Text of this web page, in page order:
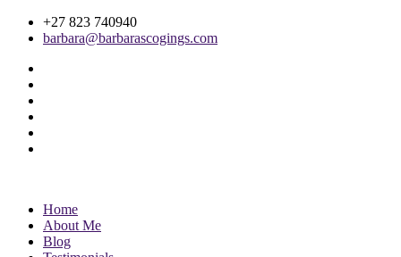
+27 823 740940
barbara@barbarascogings.com
Home
About Me
Blog